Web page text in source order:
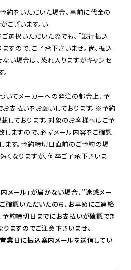
約をいただいた場合、事前に代金の
ございます。い
選択いただいた際でも、「銀行振込
すので、ご了承下さいませ。尚、振込
い場合は、恐れ入りますがキャンセ
てメーカーへの発注の都合上、予
支払いをお願いしております。※予約
しております。対象のお客様へはご予
しますので、必ずメール内容をご確認
ます。予約締切日直前のご予約の場
くなりますが、何卒ご了承下さいま
内メール」が届かない場合、”迷惑メー
確認いただいたのち、お早めにご連絡
予約締切日までにお支払いが確認でき
ますのでご注意下さいませ。
業日に振込案内メールを送信してい